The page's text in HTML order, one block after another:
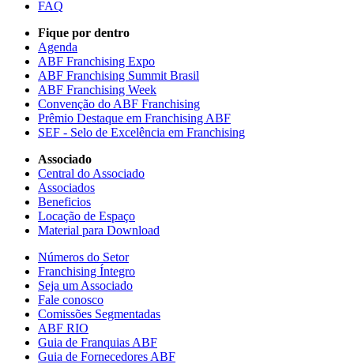
FAQ
Fique por dentro
Agenda
ABF Franchising Expo
ABF Franchising Summit Brasil
ABF Franchising Week
Convenção do ABF Franchising
Prêmio Destaque em Franchising ABF
SEF - Selo de Excelência em Franchising
Associado
Central do Associado
Associados
Beneficios
Locação de Espaço
Material para Download
Números do Setor
Franchising Íntegro
Seja um Associado
Fale conosco
Comissões Segmentadas
ABF RIO
Guia de Franquias ABF
Guia de Fornecedores ABF